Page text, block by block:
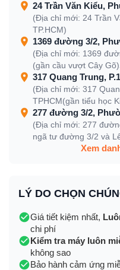
24 Trần Văn Kiểu,
(Địa chỉ mới: 24 Trần
TP.HCM)
1369 đường 3/2,
(Địa chỉ mới: 1369
(gần cầu vượt Cây Gõ)
317 Quang Trung,
(Địa chỉ mới: 317
TPHCM(gần tiểu học
277 đường 3/2,
(Địa chỉ mới: 277
ngã tư đường 3/2 và
Xem
LÝ DO CHỌN
Giá tiết kiệm nhất,
chi phí
Kiểm tra máy luôn
không sao
Bảo hành cảm ứng